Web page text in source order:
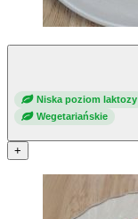
Niska poziom laktozy
Wegetariańskie
+